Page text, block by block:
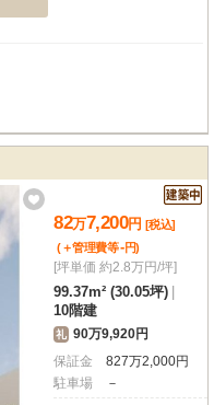
82万7,200円 [税込]
(＋管理費等-円)
[坪単価 約2.8万円/坪]
99.37m² (30.05坪)
10階建
礼 90万9,920円
保証金
827万2,000円
駐車場
－